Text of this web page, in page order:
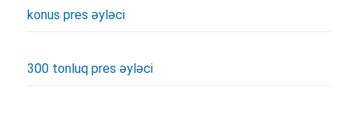
konus pres əyləci
300 tonluq pres əyləci